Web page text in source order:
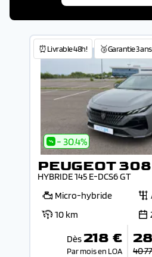
⏰Livrable 48h! 🥉Garantie 3 ans
- 30.4%
PEUGEOT
HYBRIDE 145 E-DCS6 GT
Micro-hybride
10 km
Dès 218 €
Par mois en LOA 40